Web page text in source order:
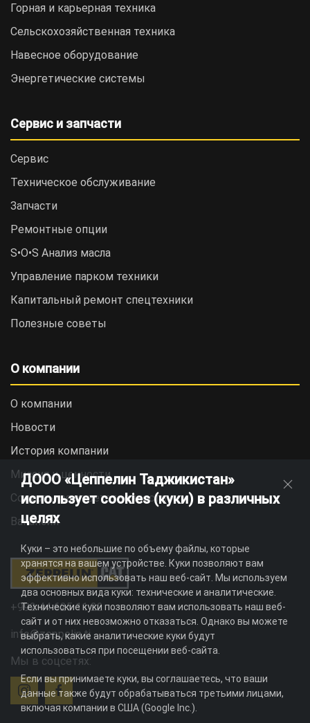
Горная и карьерная техника
Сельскохозяйственная техника
Навесное оборудование
Энергетические системы
Сервис и запчасти
Сервис
Техническое обслуживание
Запчасти
Ремонтные опции
S•O•S Анализ масла
Управление парком техники
Капитальный ремонт спецтехники
Полезные советы
О компании
О компании
Новости
История компании
Миссия и ценности
Социальная ответственность
Вакансии
+992 44 625 11 22
info@zeppelin.tj
Мы в соцсетях:
ДООО «Цеппелин Таджикистан»
использует cookies (куки) в различных
целях
Куки – это небольшие по объему файлы, которые
хранятся на вашем устройстве. Куки позволяют вам
эффективно использовать наш веб-сайт. Мы используем
два основных вида куки: технические и аналитические.
Технические куки позволяют вам использовать наш веб-
сайт и от них невозможно отказаться. Однако вы можете
выбрать, какие аналитические куки будут
использоваться при посещении веб-сайта.
Если вы принимаете куки, вы соглашаетесь, что ваши
данные также будут обрабатываться третьими лицами,
включая компании в США (Google Inc.).